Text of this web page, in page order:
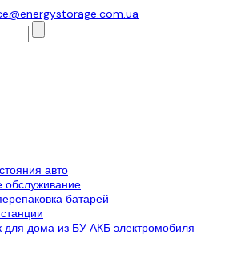
авто
обслуживание
батарей
для дома из БУ АКБ электромобиля